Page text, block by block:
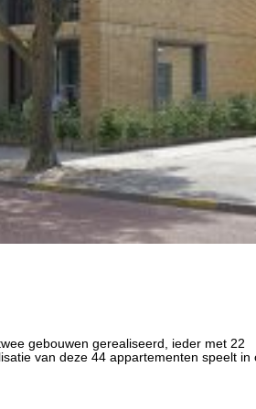
gebouwen gerealiseerd, ieder met 22
van deze 44 appartementen speelt in